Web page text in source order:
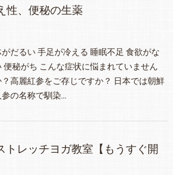
性、便秘の生薬
だるい 手足が冷える 睡眠不足 食欲がな
便秘がち こんな症状に悩まれていません
高麗紅参をご存じですか？ 日本では朝鮮
参の名称で馴染…
レッチヨガ教室【もうすぐ開